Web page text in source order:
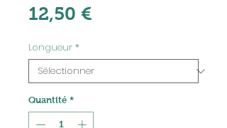
12,50 €
Longueur *
Quantité *